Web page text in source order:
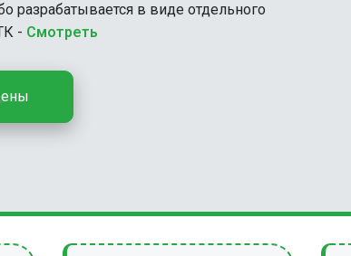
разрабатывается в виде отдельного
- Смотреть